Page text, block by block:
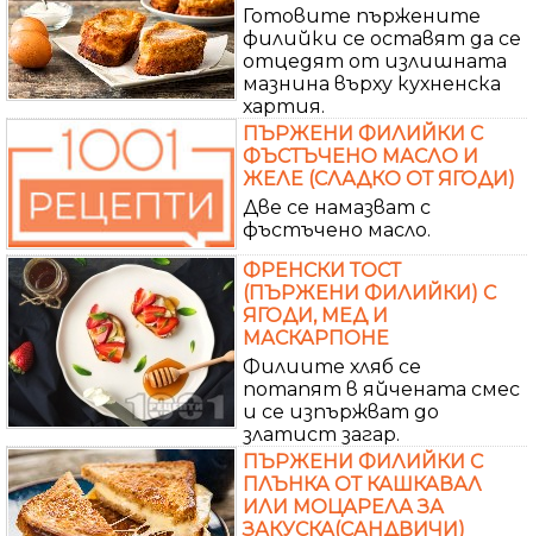
Готовите пържените
филийки се оставят да се
отцедят от излишната
мазнина върху кухненска
хартия.
ПЪРЖЕНИ ФИЛИЙКИ С
ФЪСТЪЧЕНО МАСЛО И
ЖЕЛЕ (СЛАДКО ОТ ЯГОДИ)
Две се намазват с
фъстъчено масло.
ФРЕНСКИ ТОСТ
(ПЪРЖЕНИ ФИЛИЙКИ) С
ЯГОДИ, МЕД И
МАСКАРПОНЕ
Филиите хляб се
потапят в яйчената смес
и се изпържват до
златист загар.
ПЪРЖЕНИ ФИЛИЙКИ С
ПЛЪНКА ОТ КАШКАВАЛ
ИЛИ МОЦАРЕЛА ЗА
ЗАКУСКА(САНДВИЧИ)